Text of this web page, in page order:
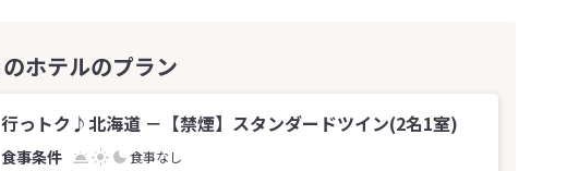
行っトク♪北海道 －【禁煙】スタンダードツイン(2名1室)
食事なし